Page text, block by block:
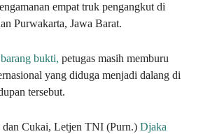
empat truk pengangkut di
Purwakarta, Jawa Barat.
barang bukti, petugas masih memburu
yang diduga menjadi dalang di
tersebut.
dan Cukai, Letjen TNI (Purn.) Djaka